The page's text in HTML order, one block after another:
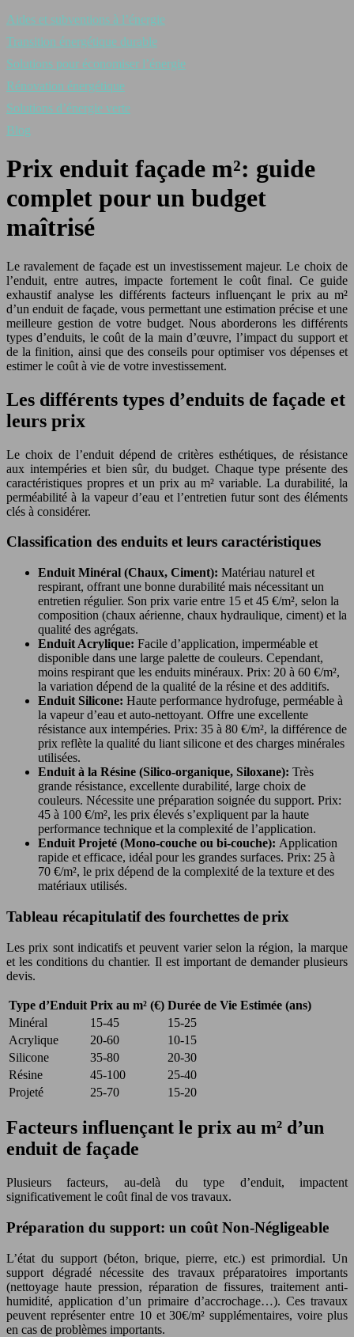
Aides et subventions à l’énergie
Transition énergétique durable
Solutions pour économiser l’énergie
Rénovation énergétique
Solutions d’énergie verte
Blog
Prix enduit façade m²: guide
complet pour un budget
maîtrisé
Le ravalement de façade est un investissement majeur. Le choix de
l’enduit, entre autres, impacte fortement le coût final. Ce guide
exhaustif analyse les différents facteurs influençant le prix au m²
d’un enduit de façade, vous permettant une estimation précise et une
meilleure gestion de votre budget. Nous aborderons les différents
types d’enduits, le coût de la main d’œuvre, l’impact du support et
de la finition, ainsi que des conseils pour optimiser vos dépenses et
estimer le coût à vie de votre investissement.
Les différents types d’enduits de façade et
leurs prix
Le choix de l’enduit dépend de critères esthétiques, de résistance
aux intempéries et bien sûr, du budget. Chaque type présente des
caractéristiques propres et un prix au m² variable. La durabilité, la
perméabilité à la vapeur d’eau et l’entretien futur sont des éléments
clés à considérer.
Classification des enduits et leurs caractéristiques
Enduit Minéral (Chaux, Ciment): Matériau naturel et
respirant, offrant une bonne durabilité mais nécessitant un
entretien régulier. Son prix varie entre 15 et 45 €/m², selon la
composition (chaux aérienne, chaux hydraulique, ciment) et la
qualité des agrégats.
Enduit Acrylique: Facile d’application, imperméable et
disponible dans une large palette de couleurs. Cependant,
moins respirant que les enduits minéraux. Prix: 20 à 60 €/m²,
la variation dépend de la qualité de la résine et des additifs.
Enduit Silicone: Haute performance hydrofuge, perméable à
la vapeur d’eau et auto-nettoyant. Offre une excellente
résistance aux intempéries. Prix: 35 à 80 €/m², la différence de
prix reflète la qualité du liant silicone et des charges minérales
utilisées.
Enduit à la Résine (Silico-organique, Siloxane): Très
grande résistance, excellente durabilité, large choix de
couleurs. Nécessite une préparation soignée du support. Prix:
45 à 100 €/m², les prix élevés s’expliquent par la haute
performance technique et la complexité de l’application.
Enduit Projeté (Mono-couche ou bi-couche): Application
rapide et efficace, idéal pour les grandes surfaces. Prix: 25 à
70 €/m², le prix dépend de la complexité de la texture et des
matériaux utilisés.
Tableau récapitulatif des fourchettes de prix
Les prix sont indicatifs et peuvent varier selon la région, la marque
et les conditions du chantier. Il est important de demander plusieurs
devis.
Type d’Enduit Prix au m² (€) Durée de Vie Estimée (ans)
Minéral
15-45
15-25
Acrylique
20-60
10-15
Silicone
35-80
20-30
Résine
45-100
25-40
Projeté
25-70 15-20
Facteurs influençant le prix au m² d’un
enduit de façade
Plusieurs facteurs, au-delà du type d’enduit, impactent
significativement le coût final de vos travaux.
Préparation du support: un coût Non-Négligeable
L’état du support (béton, brique, pierre, etc.) est primordial. Un
support dégradé nécessite des travaux préparatoires importants
(nettoyage haute pression, réparation de fissures, traitement anti-
humidité, application d’un primaire d’accrochage…). Ces travaux
peuvent représenter entre 10 et 30€/m² supplémentaires, voire plus
en cas de problèmes importants.